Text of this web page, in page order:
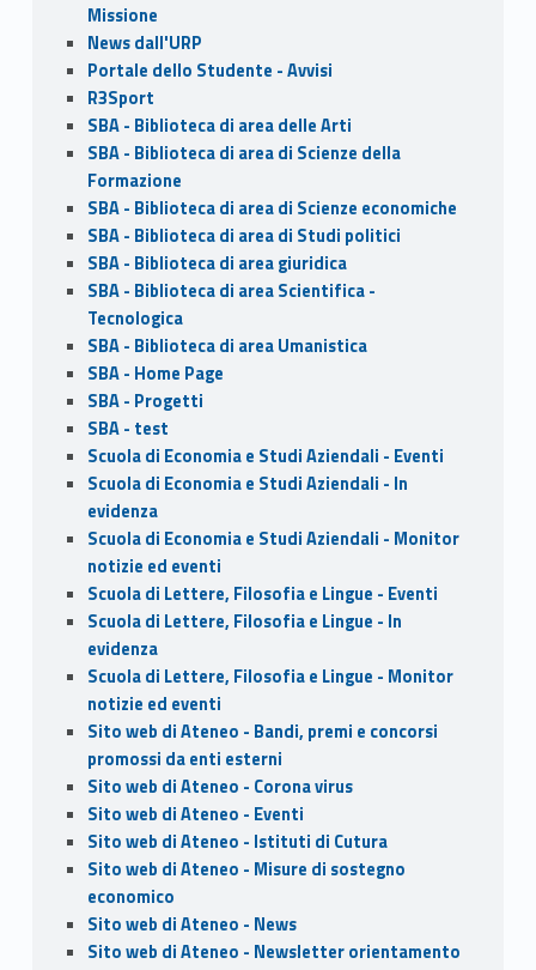
Missione
News dall'URP
Portale dello Studente - Avvisi
R3Sport
SBA - Biblioteca di area delle Arti
SBA - Biblioteca di area di Scienze della
Formazione
SBA - Biblioteca di area di Scienze economiche
SBA - Biblioteca di area di Studi politici
SBA - Biblioteca di area giuridica
SBA - Biblioteca di area Scientifica -
Tecnologica
SBA - Biblioteca di area Umanistica
SBA - Home Page
SBA - Progetti
SBA - test
Scuola di Economia e Studi Aziendali - Eventi
Scuola di Economia e Studi Aziendali - In
evidenza
Scuola di Economia e Studi Aziendali - Monitor
notizie ed eventi
Scuola di Lettere, Filosofia e Lingue - Eventi
Scuola di Lettere, Filosofia e Lingue - In
evidenza
Scuola di Lettere, Filosofia e Lingue - Monitor
notizie ed eventi
Sito web di Ateneo - Bandi, premi e concorsi
promossi da enti esterni
Sito web di Ateneo - Corona virus
Sito web di Ateneo - Eventi
Sito web di Ateneo - Istituti di Cutura
Sito web di Ateneo - Misure di sostegno
economico
Sito web di Ateneo - News
Sito web di Ateneo - Newsletter orientamento